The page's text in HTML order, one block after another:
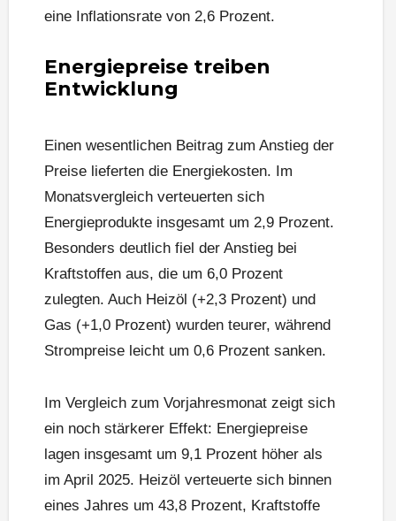
eine Inflationsrate von 2,6 Prozent.
Energiepreise treiben
Entwicklung
Einen wesentlichen Beitrag zum Anstieg der
Preise lieferten die Energiekosten. Im
Monatsvergleich verteuerten sich
Energieprodukte insgesamt um 2,9 Prozent.
Besonders deutlich fiel der Anstieg bei
Kraftstoffen aus, die um 6,0 Prozent
zulegten. Auch Heizöl (+2,3 Prozent) und
Gas (+1,0 Prozent) wurden teurer, während
Strompreise leicht um 0,6 Prozent sanken.
Im Vergleich zum Vorjahresmonat zeigt sich
ein noch stärkerer Effekt: Energiepreise
lagen insgesamt um 9,1 Prozent höher als
im April 2025. Heizöl verteuerte sich binnen
eines Jahres um 43,8 Prozent, Kraftstoffe